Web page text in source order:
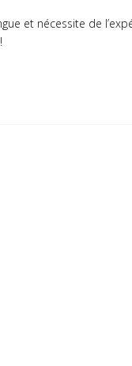
et nécessite de